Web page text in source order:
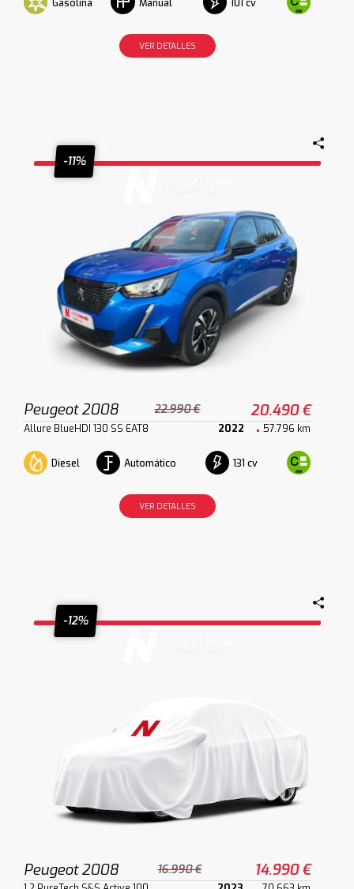
Gasolina Manual 101 cv
VER DETALLES
-11%
Peugeot 2008 22.990 € 20.490 €
Allure BlueHDI 130 SS EAT8 2022 57.796 km
Diesel Automático 131 cv
VER DETALLES
-12%
Peugeot 2008 16.990 € 14.990 €